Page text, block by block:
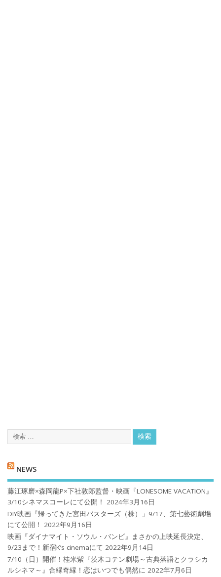
NEWS
藤江琢磨×森岡龍P×下社敦郎監督・映画『LONESOME VACATION』
3/10シネマスコーレにて公開！
2024年3月16日
DIY映画『帰ってきた宮田バスターズ（株）」9/17、第七藝術劇場
にて公開！
2022年9月16日
映画『ダイナマイト・ソウル・バンビ』まさかの上映延長決定、
9/23まで！新宿K’s cinemaにて 2022年9月14日
7/10（日）開催！桂米紫『茨木コテン劇場～古典落語とクラシカ
ルシネマ～』合縁奇縁！恋はいつでも偶然に 2022年7月6日